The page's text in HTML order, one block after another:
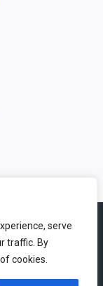
serve
traffic. By
cookies.
de France -